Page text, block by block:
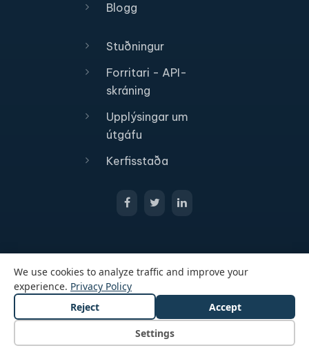
Blogg
Stuðningur
Forritari - API-
skráning
Upplýsingar um
útgáfu
Kerfisstaða
© 2026 All Rights Reserved Passcreator GmbH
Lögfræðileg tilkynningPersónuverndarstefna
Skilmálar og skilyrðiCookie Settings
We use cookies to analyze traffic and improve your
experience. Privacy Policy
Settings
Reject Accept